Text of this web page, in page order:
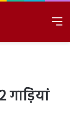
गाड़ियां